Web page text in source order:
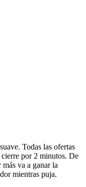
Todas las ofertas
por 2 minutos. De
va a ganar la
mientras puja.